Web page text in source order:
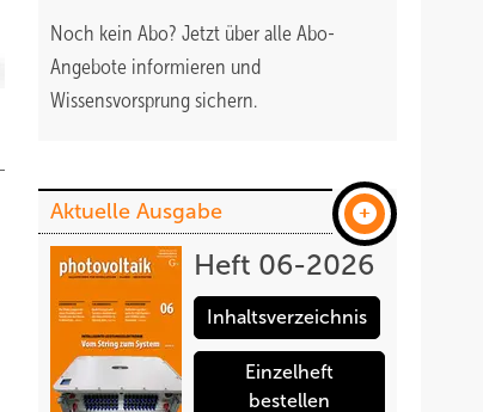
Noch kein Abo? Jetzt über alle Abo-
Angebote informieren und
Wissensvorsprung sichern.
Aktuelle Ausgabe
Heft 06-2026
Inhaltsverzeichnis
Einzelheft
bestellen